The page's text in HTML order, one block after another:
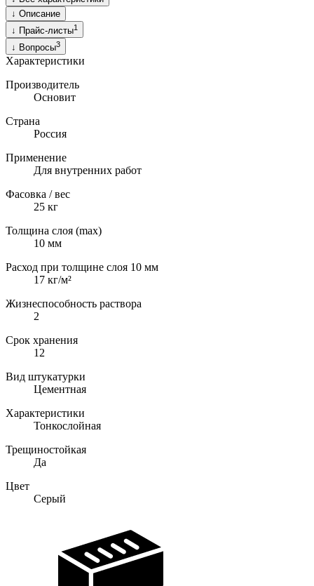
↓ Описание
↓ Прайс-листы1
↓ Вопросы3
Характеристики
Производитель
Основит
Страна
Россия
Применение
Для внутренних работ
Фасовка / вес
25 кг
Толщина слоя (max)
10 мм
Расход при толщине слоя 10 мм
17 кг/м²
Жизнеспособность раствора
2
Срок хранения
12
Вид штукатурки
Цементная
Характеристики
Тонкослойная
Трещиностойкая
Да
Цвет
Серый